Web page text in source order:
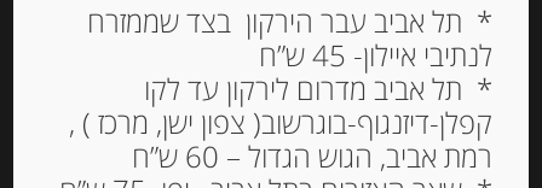
* תל אביב עבר הירקון בצד שממזרח
לנתיבי איילון- 45 ש”ח
* תל אביב מדרום לירקון עד לקו
קפלן-דיזנגוף-בוגרשוב( צפון ישן, מרכז ) ,
רמת אביב, הגוש הגדול – 60 ש”ח